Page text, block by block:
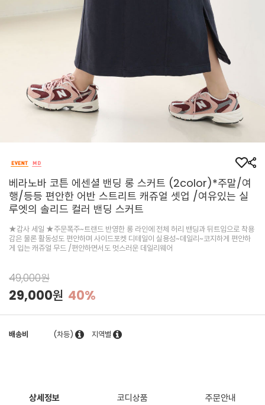
베라노바 코튼 에센셜 밴딩 롱 스커트 (2color)*주말/여
행/등등 편안한 어반 스트리트 캐쥬얼 셋업 /여유있는 실
루엣의 솔리드 컬러 밴딩 스커트
★감사 세일 ★주문폭주~트랜드 반영한 롱 라인에 전체 허리 밴딩과 뒤트임으로 착용
감은 물론 활동성도 편안하며 사이드포켓 디테일이 실용성~데일리~코지하게 편안하
게 입는 캐쥬얼 무드 /편안하면서도 멋스러운 데일리웨어
49,000원
29,000원 40%
배송비 (차등) 지역별
상세정보 코디상품 주문안내